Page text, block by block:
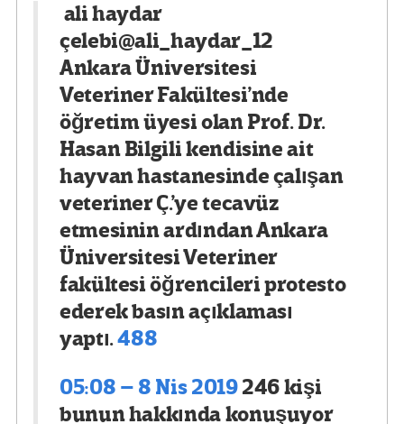
ali haydar
çelebi@ali_haydar_12
Ankara Üniversitesi
Veteriner Fakültesi’nde
öğretim üyesi olan Prof. Dr.
Hasan Bilgili kendisine ait
hayvan hastanesinde çalışan
veteriner Ç.’ye tecavüz
etmesinin ardından Ankara
Üniversitesi Veteriner
fakültesi öğrencileri protesto
ederek basın açıklaması
yaptı.488
05:08 – 8 Nis 2019246 kişi
bunun hakkında konuşuyor